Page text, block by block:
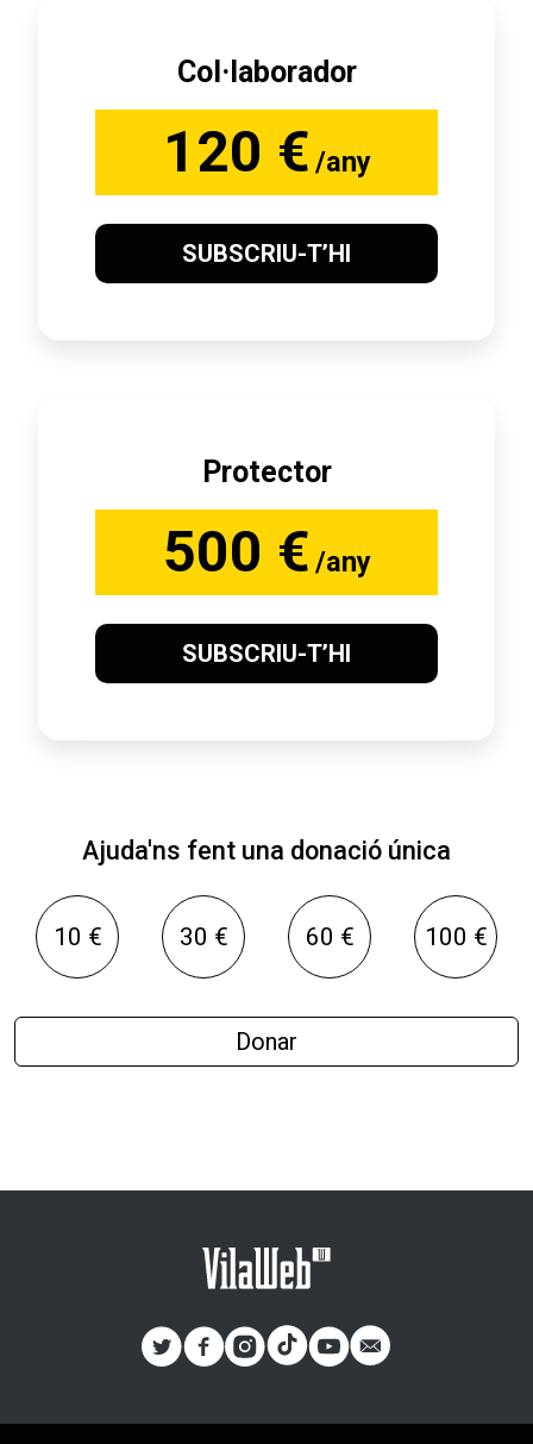
Col·laborador
120 € /any
SUBSCRIU-T’HI
Protector
500 € /any
SUBSCRIU-T’HI
Ajuda'ns fent una donació única
10 € 30 € 60 € 100 €
Donar